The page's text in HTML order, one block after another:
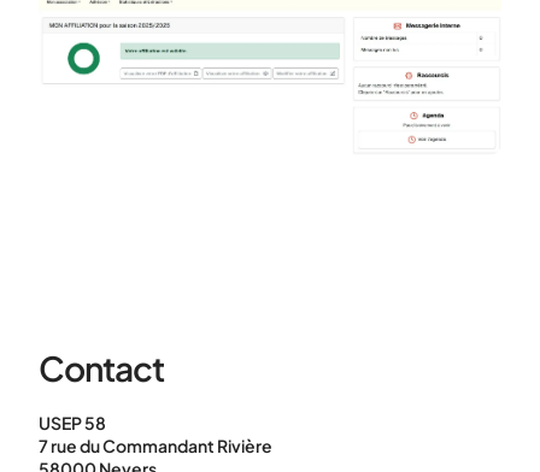
Contact
USEP 58
7 rue du Commandant Rivière